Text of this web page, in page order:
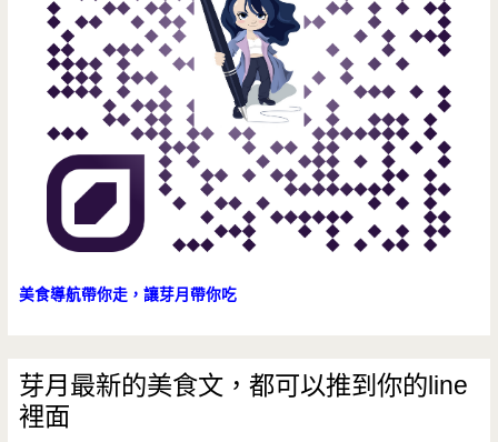
卡
登/
位/
業
時
惠/
美食導航帶你走，讓芽月帶你吃
芽月最新的美食文，都可以推到你的line
裡面